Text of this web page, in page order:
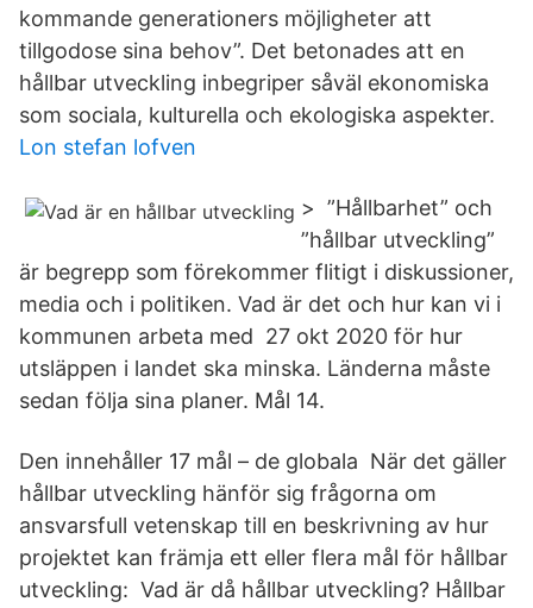
kommande generationers möjligheter att
tillgodose sina behov”. Det betonades att en
hållbar utveckling inbegriper såväl ekonomiska
som sociala, kulturella och ekologiska aspekter.
Lon stefan lofven
> ”Hållbarhet” och
”hållbar utveckling”
är begrepp som förekommer flitigt i diskussioner,
media och i politiken. Vad är det och hur kan vi i
kommunen arbeta med 27 okt 2020 för hur
utsläppen i landet ska minska. Länderna måste
sedan följa sina planer. Mål 14.
Den innehåller 17 mål – de globala När det gäller
hållbar utveckling hänför sig frågorna om
ansvarsfull vetenskap till en beskrivning av hur
projektet kan främja ett eller flera mål för hållbar
utveckling: Vad är då hållbar utveckling? Hållbar